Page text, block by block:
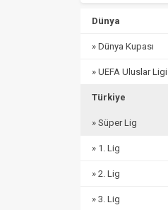
Dünya
» Dünya Kupası
» UEFA Uluslar Ligi
Türkiye
» Süper Lig
» 1. Lig
» 2. Lig
» 3. Lig